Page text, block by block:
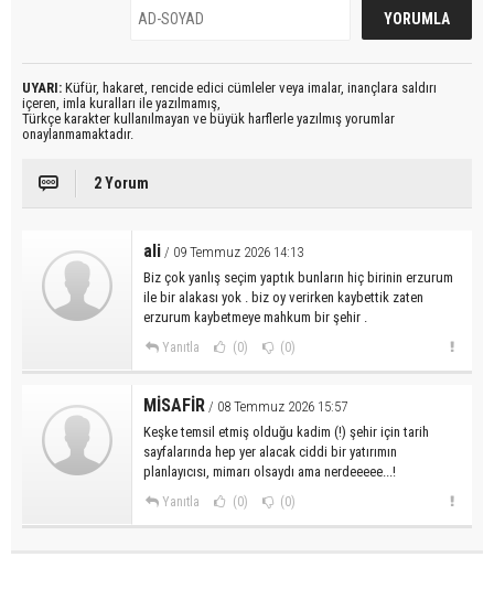
UYARI: Küfür, hakaret, rencide edici cümleler veya imalar, inançlara saldırı
içeren, imla kuralları ile yazılmamış,
Türkçe karakter kullanılmayan ve büyük harflerle yazılmış yorumlar
onaylanmamaktadır.
2 Yorum
ali / 09 Temmuz 2026 14:13
Biz çok yanlış seçim yaptık bunların hiç birinin erzurum
ile bir alakası yok . biz oy verirken kaybettik zaten
erzurum kaybetmeye mahkum bir şehir .
Yanıtla (0) (0)
MİSAFİR / 08 Temmuz 2026 15:57
Keşke temsil etmiş olduğu kadim (!) şehir için tarih
sayfalarında hep yer alacak ciddi bir yatırımın
planlayıcısı, mimarı olsaydı ama nerdeeeee...!
Yanıtla (0) (0)